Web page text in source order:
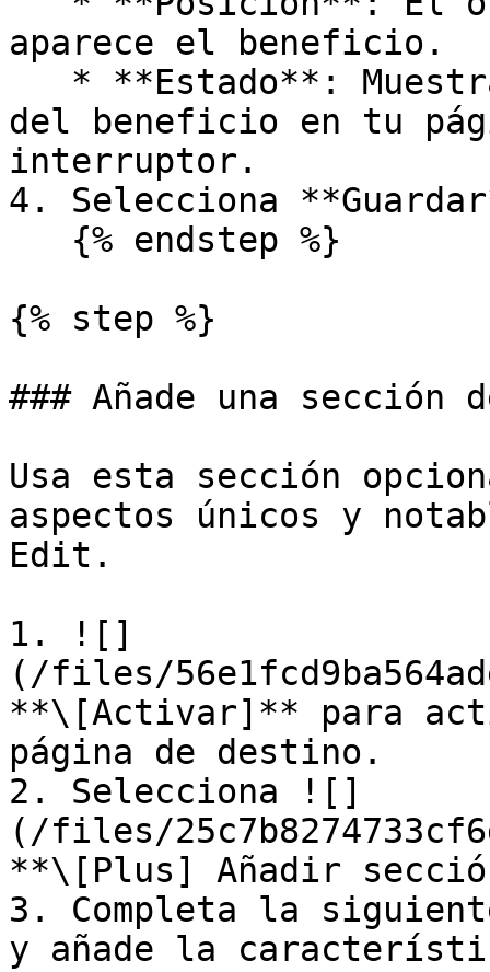
aparece el beneficio.
del beneficio en tu
interruptor.
4. Selecciona
{% step %}
### Añade una
Usa esta sección
aspectos únicos y
Edit.
1. ![]
(/files/
**\[Activar]** para
página de destino.
2. Selecciona ![]
(/files/
**\[Plus] Añadir
3. Completa la
y añade la